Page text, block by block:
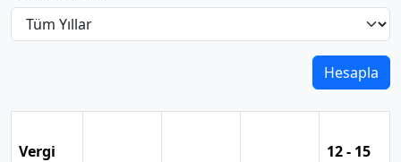
Hesapla
Vergi
12 - 15